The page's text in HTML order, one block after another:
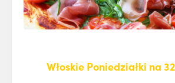
Włoskie Poniedziałki na